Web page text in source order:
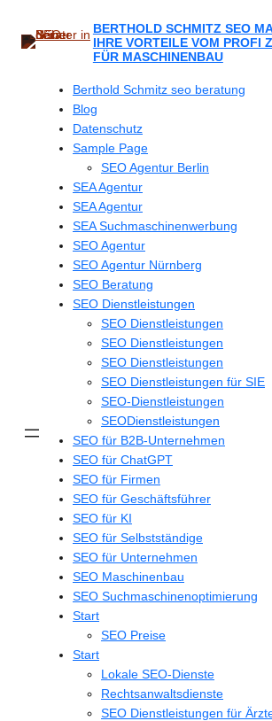
springen
BERTHOLD SCHMITZ SEO
IHRE VORTEILE VOM PROFI
FÜR MASCHINENBAU
Berthold Schmitz seo beratung
Blog
Datenschutz
Sample Page
SEO Agentur Berlin
SEA Agentur
SEA Agentur
SEA Suchmaschinenwerbung
SEO Agentur
SEO Agentur Nürnberg
SEO Beratung
SEO Dienstleistungen
SEO Dienstleistungen
SEO Dienstleistungen
SEO Dienstleistungen
SEO Dienstleistungen für SIE
SEO-Dienstleistungen
SEODienstleistungen
SEO für B2B-Unternehmen
SEO für ChatGPT
SEO für Firmen
SEO für Geschäftsführer
SEO für KI
SEO für Selbstständige
SEO für Unternehmen
SEO Maschinenbau
SEO Suchmaschinenoptimierung
Start
SEO Preise
Start
Lokale SEO-Dienste
Rechtsanwaltsdienste
SEO Dienstleistungen für